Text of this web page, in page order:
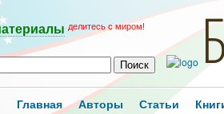
делитесь с миром!
Главная Авторы Статьи